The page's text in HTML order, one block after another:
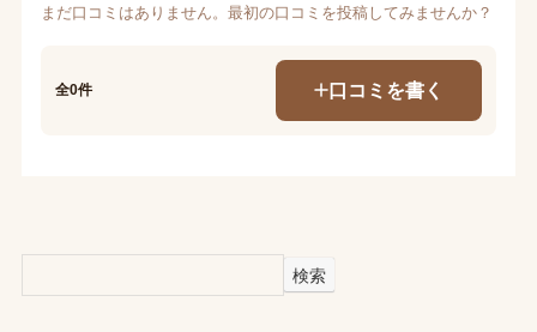
まだ口コミはありません。最初の口コミを投稿してみませんか？
全0件 口コミを書く
検索